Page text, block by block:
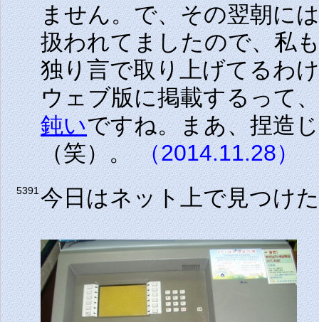
ません。で、その翌朝に
扱われてましたので、私
独り言で取り上げてるわ
ウェブ版に掲載するって
鈍いですね。まあ、捏造
（笑）。（2014.11.28）
5391今日はネット上で見つけ